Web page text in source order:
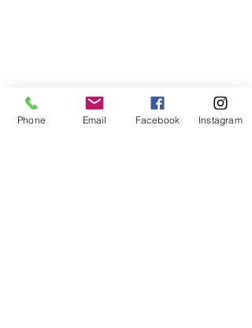
Phone Email Facebook Instagram